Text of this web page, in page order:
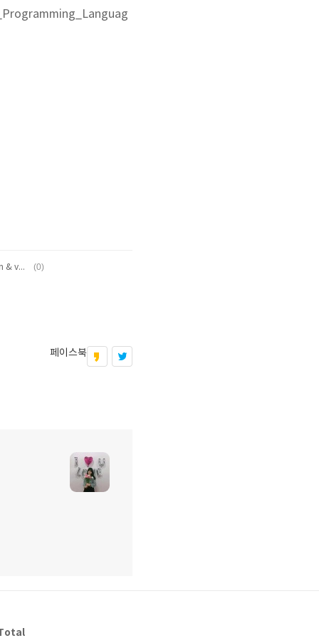
[Swift] Static / Class / Final Class fuction & variable 차이 (0)
페이스북